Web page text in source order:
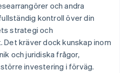
och andra
kontroll över din
strategi och
kräver dock kunskap inom
och juridiska frågor,
investering i förväg.